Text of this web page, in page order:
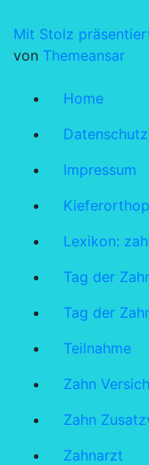
Mit Stolz
von Themeansar
Home
Datenschutz
Impressum
Lexikon:
Tag der
Tag der
Teilnahme
Zahn
Zahn
Zahnarzt